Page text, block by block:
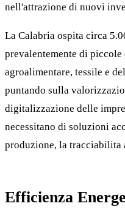
nell'attrazione di nuovi
La Calabria ospita circa
prevalentemente di
agroalimentare, tessile e
puntando sulla
digitalizzazione delle
necessitano di soluzioni
produzione, la
Efficienza